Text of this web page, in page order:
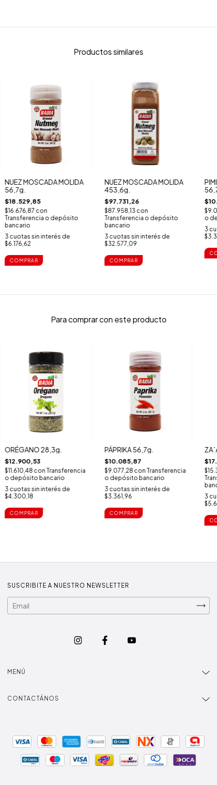
Productos similares
NUEZ MOSCADA MOLIDA
56,7g.
$18.529,85
$16.676,87 con
Transferencia o depósito
bancario
3 cuotas sin interés de
$6.176,62
NUEZ MOSCADA MOLIDA
453,6g.
$97.731,26
$87.958,13 con
Transferencia o depósito
bancario
3 cuotas sin interés de
$32.577,09
o
3
Para comprar con este producto
ORÉGANO 28,3g.
$12.900,53
$11.610,48 conTransferencia
o depósito bancario
3 cuotas sin interés de
$4.300,18
PÁPRIKA 56,7g.
$10.085,87
$9.077,28 conTransferencia
o depósito bancario
3 cuotas sin interés de
$3.361,96
3
SUSCRIBITE A NUESTRO NEWSLETTER
MENÚ
CONTACTÁNOS